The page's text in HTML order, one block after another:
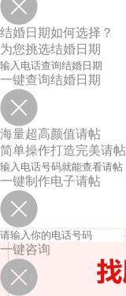
结婚日期如何选择？
为您挑选结婚日期
一键查询结婚日期
海量超高颜值请帖
简单操作打造完美请帖
一键制作电子请帖
一键咨询